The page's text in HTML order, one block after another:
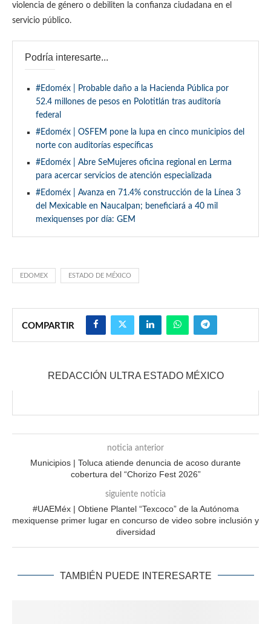
violencia de género o debiliten la confianza ciudadana en el
servicio público.
Podría interesarte...
#Edoméx | Probable daño a la Hacienda Pública por
52.4 millones de pesos en Polotitlán tras auditoría
federal
#Edoméx | OSFEM pone la lupa en cinco municipios del
norte con auditorías específicas
#Edoméx | Abre SeMujeres oficina regional en Lerma
para acercar servicios de atención especializada
#Edoméx | Avanza en 71.4% construcción de la Línea 3
del Mexicable en Naucalpan; beneficiará a 40 mil
mexiquenses por día: GEM
EDOMEX ESTADO DE MÉXICO
COMPARTIR
REDACCIÓN ULTRA ESTADO MÉXICO
noticia anterior
Municipios | Toluca atiende denuncia de acoso durante
cobertura del “Chorizo Fest 2026”
siguiente noticia
#UAEMéx | Obtiene Plantel “Texcoco” de la Autónoma
mexiquense primer lugar en concurso de video sobre inclusión y
diversidad
TAMBIÉN PUEDE INTERESARTE